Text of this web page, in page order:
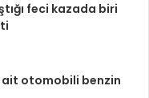
feci kazada biri
ait otomobili benzin